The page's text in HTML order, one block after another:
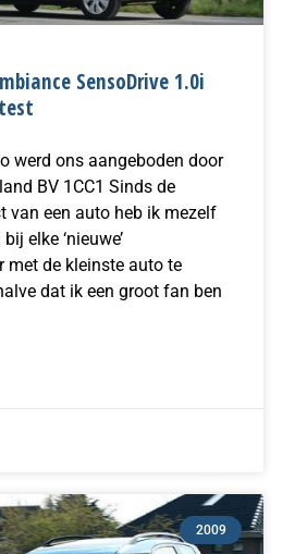
SensoDrive 1.0i
werd ons aangeboden door
BV 1CC1 Sinds de
van een auto heb ik mezelf
elke ‘nieuwe’
met de kleinste auto te
dat ik een groot fan ben
2009